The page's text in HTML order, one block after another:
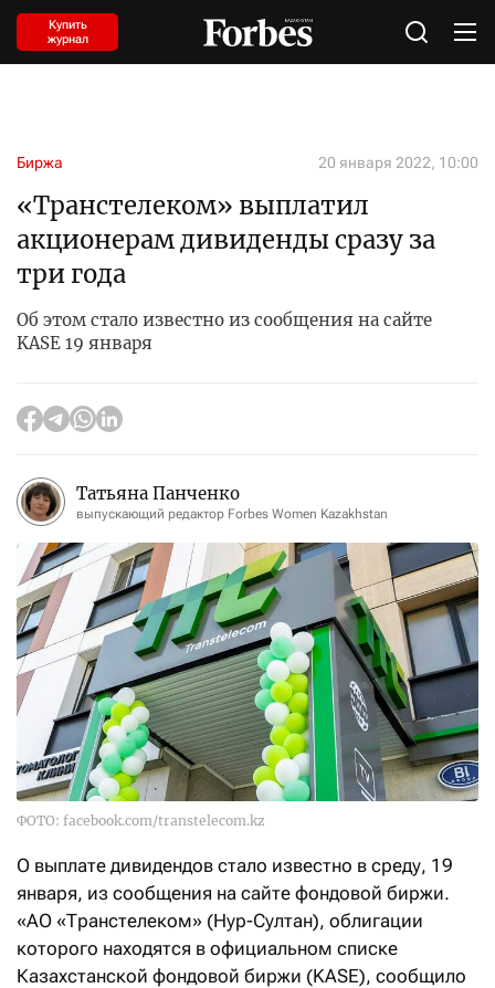
Купить
журнал
Биржа 20 января 2022, 10:00
«Транстелеком» выплатил
акционерам дивиденды сразу за
три года
Об этом стало известно из сообщения на сайте
KASE 19 января
Татьяна Панченко
выпускающий редактор Forbes Women Kazakhstan
ФОТО: facebook.com/transtelecom.kz
О выплате дивидендов стало известно в среду, 19
января, из сообщения на сайте фондовой биржи.
«АО «Транстелеком» (Нур-Султан), облигации
которого находятся в официальном списке
Казахстанской фондовой биржи (KASE), сообщило